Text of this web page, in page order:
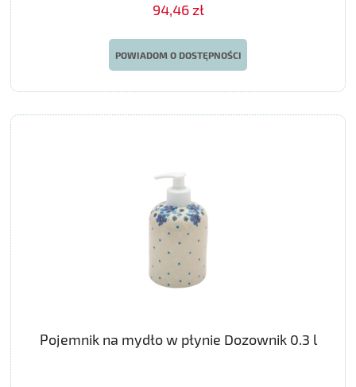
94,46 zł
POWIADOM O DOSTĘPNOŚCI
Pojemnik na mydło w płynie Dozownik 0.3 l